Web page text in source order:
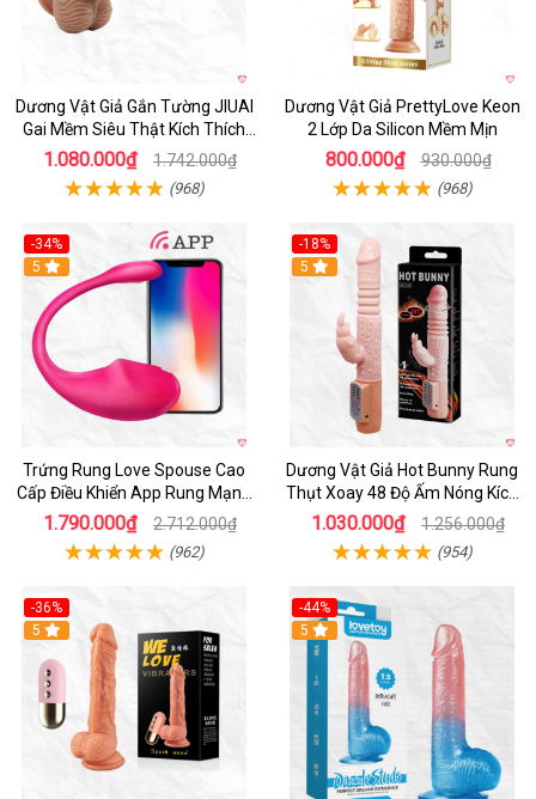
Dương Vật Giả Gắn Tường JIUAI
Gai Mềm Siêu Thật Kích Thích
Cực Đỉnh
1.080.000₫ 1.742.000₫
(968)
Dương Vật Giả PrettyLove Keon
2 Lớp Da Silicon Mềm Mịn
800.000₫ 930.000₫
(968)
-34%
5
Trứng Rung Love Spouse Cao
Cấp Điều Khiển App Rung Mạnh
Đa Chế Độ
1.790.000₫ 2.712.000₫
(962)
-18%
Hot
5
Dương Vật Giả Hot Bunny Rung
Thụt Xoay 48 Độ Ấm Nóng Kích
Thích
1.030.000₫ 1.256.000₫
(954)
-36%
5
-44%
Hot
5